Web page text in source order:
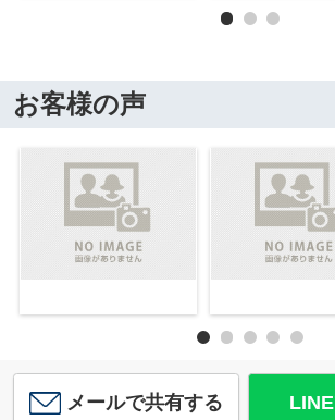
お客様の声
メールで共有する